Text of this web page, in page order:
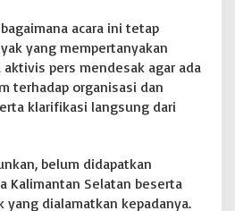
acara ini tetap
yang mempertanyakan
pers mendesak agar ada
terhadap organisasi dan
klarifikasi langsung dari
belum didapatkan
Kalimantan Selatan beserta
dialamatkan kepadanya.